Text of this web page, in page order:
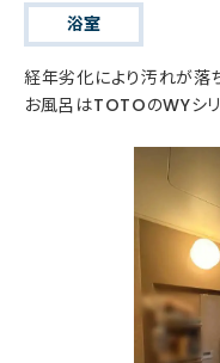
浴室
経年劣化により汚れが落
お風呂はTOTOのWYシ